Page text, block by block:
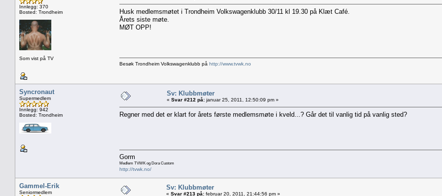
Innlegg: 370
Bosted: Trondheim
Som vist på TV
Husk medlemsmøtet i Trondheim Volkswagenklubb 30/11 kl 19.30 på Klæt Café.
Årets siste møte.
MØT OPP!
Besøk Trondheim Volkswagenklubb på http://www.tvwk.no
Syncronaut
Supermedlem
Innlegg: 942
Bosted: Trondheim
Sv: Klubbmøter
« Svar #212 på: januar 25, 2011, 12:50:09 pm »
Regner med det er klart for årets første medlemsmøte i kveld...? Går det til vanlig tid på vanlig sted?
Gorm
Medlem TVWK og Dora Custom
http://tvwk.no/
Gammel-Erik
Seniormedlem
Sv: Klubbmøter
« Svar #213 på: februar 20, 2011, 21:44:56 pm »